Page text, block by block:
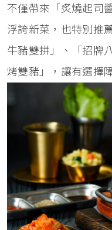
不僅帶來「炙燒起司
浮誇新菜，也特別推
牛豬雙拼」、「招牌
烤雙豬」，讓有選擇